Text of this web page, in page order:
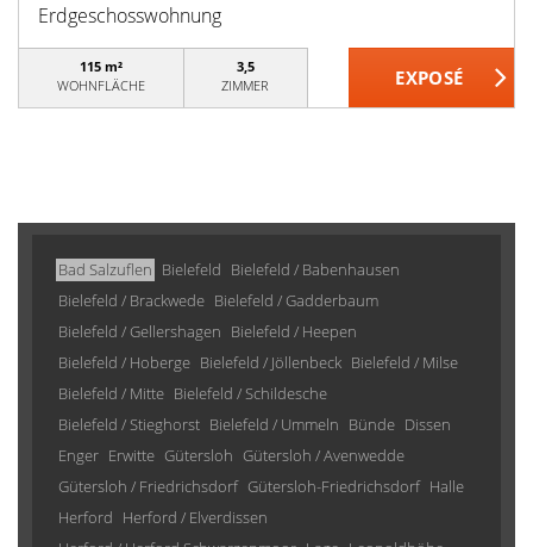
Erdgeschosswohnung
115 m²
WOHNFLÄCHE
3,5
ZIMMER
Bad Salzuflen Bielefeld Bielefeld / Babenhausen
Bielefeld / Brackwede Bielefeld / Gadderbaum
Bielefeld / Gellershagen Bielefeld / Heepen
Bielefeld / Hoberge Bielefeld / Jöllenbeck Bielefeld / Milse
Bielefeld / Mitte Bielefeld / Schildesche
Bielefeld / Stieghorst Bielefeld / Ummeln Bünde Dissen
Enger Erwitte Gütersloh Gütersloh / Avenwedde
Gütersloh / Friedrichsdorf Gütersloh-Friedrichsdorf Halle
Herford Herford / Elverdissen